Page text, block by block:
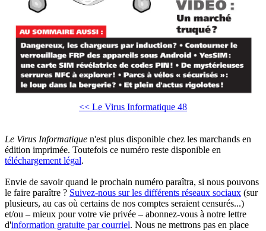
<< Le Virus Informatique 48
Le Virus Informatique n'est plus disponible chez les marchands en
édition imprimée. Toutefois ce numéro reste disponible en
téléchargement légal.
Envie de savoir quand le prochain numéro paraîtra, si nous pouvons
le faire paraître ? Suivez-nous sur les différents réseaux sociaux (sur
plusieurs, au cas où certains de nos comptes seraient censurés...)
et/ou – mieux pour votre vie privée – abonnez-vous à notre lettre
d'information gratuite par courriel. Nous ne mettrons pas en place